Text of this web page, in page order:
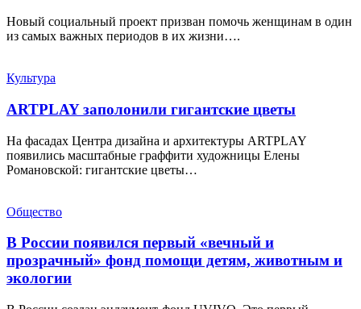
Новый социальный проект призван помочь женщинам в один
из самых важных периодов в их жизни….
Культура
ARTPLAY заполонили гигантские цветы
На фасадах Центра дизайна и архитектуры ARTPLAY
появились масштабные граффити художницы Елены
Романовской: гигантские цветы…
Общество
В России появился первый «вечный и
прозрачный» фонд помощи детям, животным и
экологии